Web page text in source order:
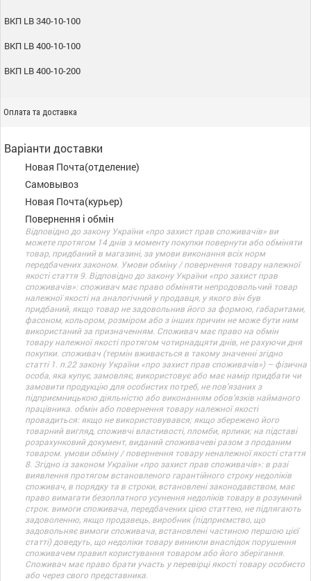
ВКП LB 340-10-100
ВКП LB 400-10-100
ВКП LB 400-10-200
Оплата та доставка
Варіанти доставки
Новая Почта(отделение)
Самовывоз
Новая Почта(курьер)
Повернення і обмін
Відповідно до закону України «про захист прав споживачів» ви
можете протягом 14 днів з моменту покупки повернути або обміняти
товар, придбаний в магазині, за умови виконання всіх норм
передбачених законом. Умови обміну / повернення товару належної
якості стаття 9. Відповідно до закону України «про захист прав
споживачів»: споживач має право обміняти непродовольчий товар
належної якості на аналогічний у продавця, у якого він був
придбаний, якщо товар не задовольнив його за формою, габаритами,
фасоном, кольором, розміром або з інших причин не може бути ним
використаний за призначенням. Споживач має право на обмін
товару належної якості протягом чотирнадцяти днів, не рахуючи дня
покупки. споживач (термін вживається в такому значенні згідно
статті 1. п.22 закону України «про захист прав споживачів») – фізична
особа, яка купує, замовляє, використовує або має намір придбати чи
замовити продукцію для особистих потреб, не пов’язаних з
підприємницькою діяльністю або виконанням обов’язків найманого
працівника. обмін або повернення товару належної якості
провадиться: якщо не використовувався; якщо збережено його
товарний вигляд, споживчі властивості, пломби, ярлики; на підставі
розрахунковий документ, виданий споживачеві разом з проданим
товаром. умови обміну / повернення товару неналежної якості стаття
8. Згідно із законом України «про захист прав споживачів»: в разі
виявлення протягом встановленого гарантійного строку недоліків
споживач, в порядку та в строки, встановлені законодавством, має
право вимагати безоплатного усунення недоліків товару в розумний
строк. вимоги споживача, передбачених цією статтею, не підлягають
задоволенню, якщо продавець, виробник (підприємство, що
задовольняє вимоги споживача, встановлені частиною першою цієї
статті) доведуть, що недоліки товару виникли внаслідок порушення
споживачем правил користування товаром або його зберігання.
Споживач має право брати участь у перевірці якості товару особисто
або через свого представника.